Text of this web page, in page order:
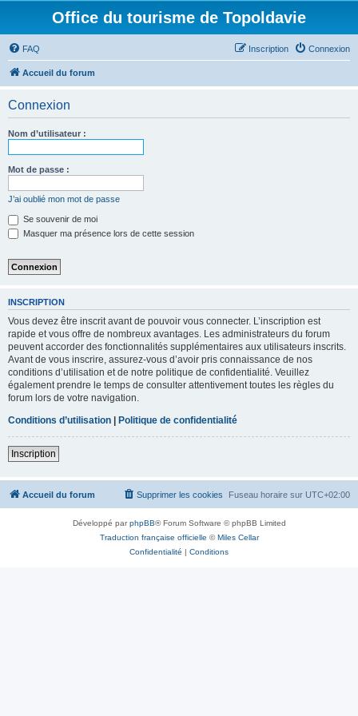
Office du tourisme de Topoldavie
FAQ Connexion
Inscription
Accueil du forum
Connexion
Nom d’utilisateur :
Mot de passe :
J’ai oublié mon mot de passe
Se souvenir de moi
Masquer ma présence lors de cette session
INSCRIPTION
Vous devez être inscrit avant de pouvoir vous connecter. L’inscription est
rapide et vous offre de nombreux avantages. Les administrateurs du forum
peuvent accorder des fonctionnalités supplémentaires aux utilisateurs inscrits.
Avant de vous inscrire, assurez-vous d’avoir pris connaissance de nos
conditions d’utilisation et de notre politique de confidentialité. Veuillez
également prendre le temps de consulter attentivement toutes les règles du
forum lors de votre navigation.
Conditions d’utilisation | Politique de confidentialité
Inscription
Accueil du forum Fuseau horaire sur UTC+02:00
Supprimer les cookies
Développé parphpBB® Forum Software © phpBB Limited
Traduction française officielle ©Miles Cellar
Confidentialité | Conditions